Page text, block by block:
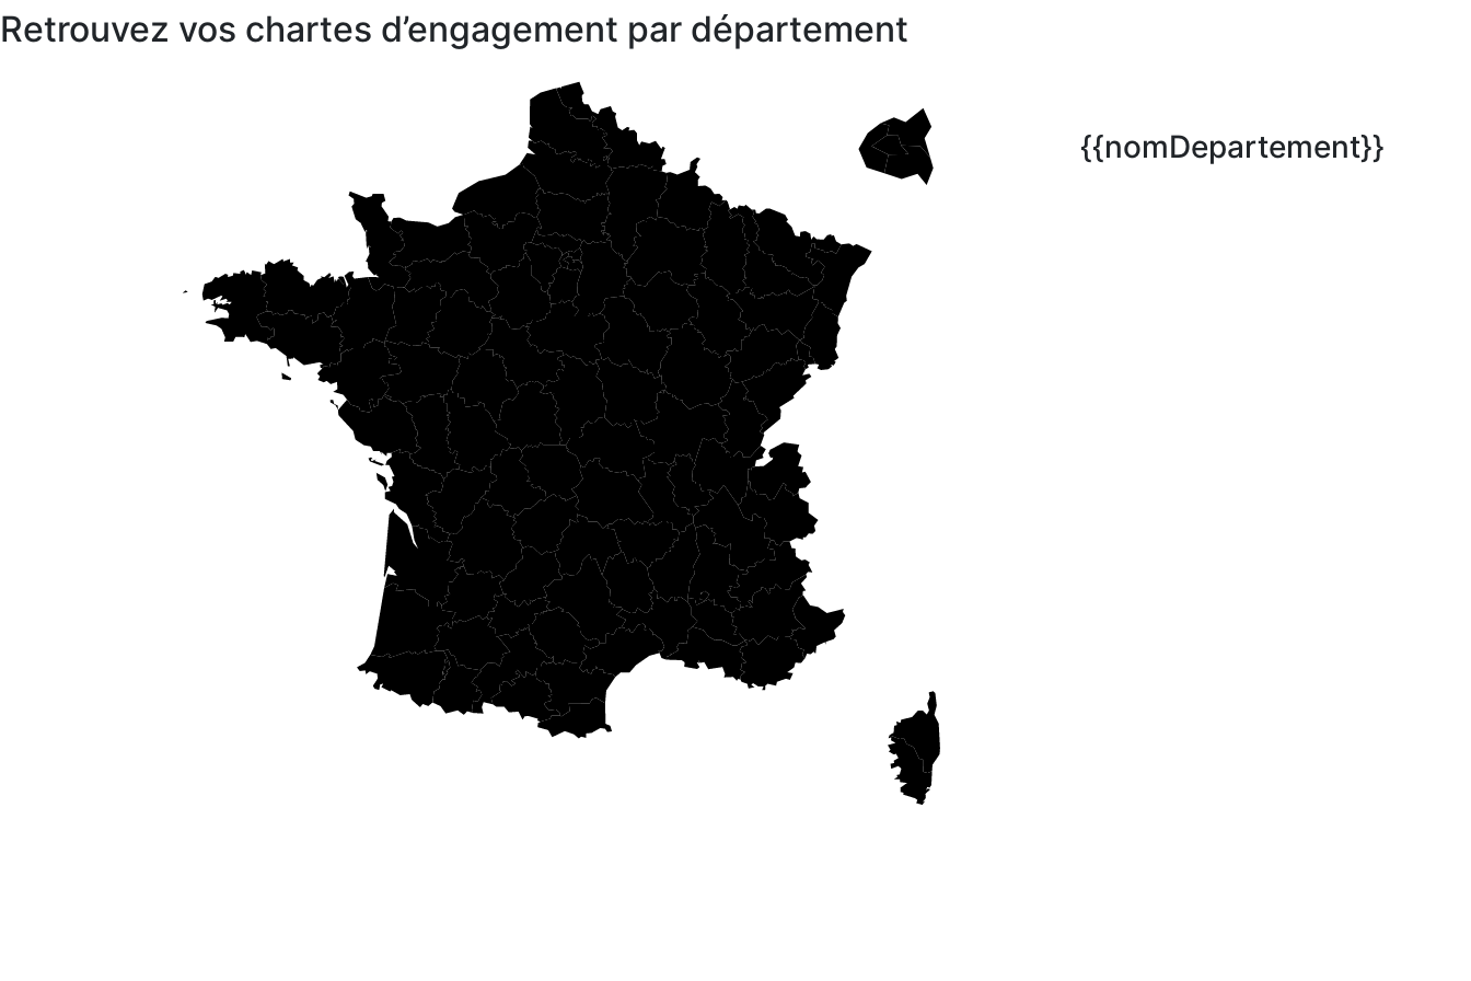
Retrouvez vos chartes d’engagement par département
{{nomDepartement}}